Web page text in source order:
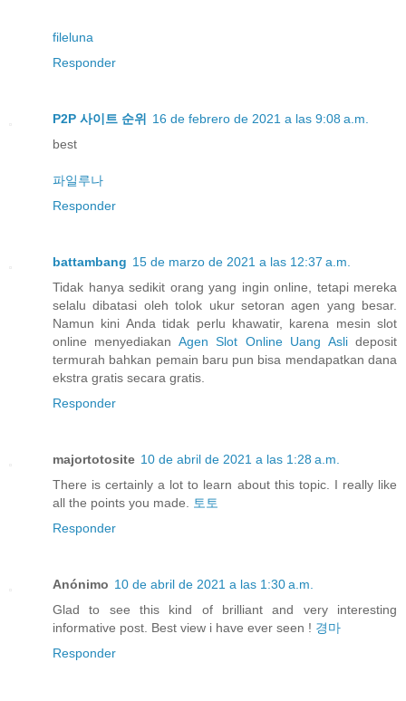
fileluna
Responder
P2P 사이트 순위
16 de febrero de 2021 a las 9:08 a.m.
best
파일루나
Responder
battambang 15 de marzo de 2021 a las 12:37 a.m.
Tidak hanya sedikit orang yang ingin online, tetapi mereka
selalu dibatasi oleh tolok ukur setoran agen yang besar.
Namun kini Anda tidak perlu khawatir, karena mesin slot
online menyediakan Agen Slot Online Uang Aslideposit
termurah bahkan pemain baru pun bisa mendapatkan dana
ekstra gratis secara gratis.
Responder
majortotosite 10 de abril de 2021 a las 1:28 a.m.
There is certainly a lot to learn about this topic. I really like
all the points you made.
토토
Responder
Anónimo 10 de abril de 2021 a las 1:30 a.m.
Glad to see this kind of brilliant and very interesting
informative post. Best view i have ever seen ! 경마
Responder